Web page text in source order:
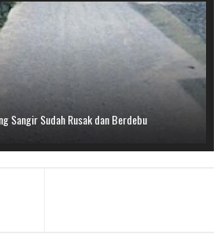
Sangir Sudah Rusak dan Berdebu